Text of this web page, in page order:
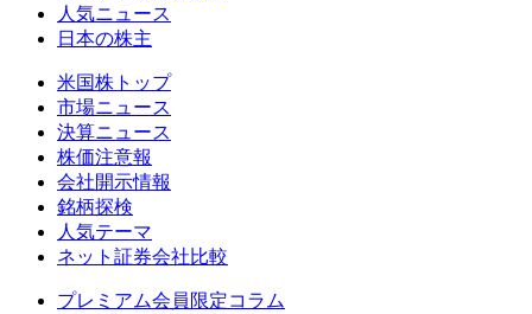
人気ニュース
日本の株主
米国株トップ
市場ニュース
決算ニュース
株価注意報
会社開示情報
銘柄探検
人気テーマ
ネット証券会社比較
プレミアム会員限定コラム